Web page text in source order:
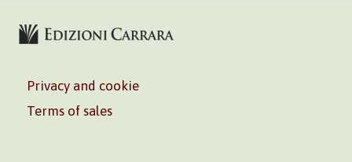
Privacy and cookie
Terms of sales